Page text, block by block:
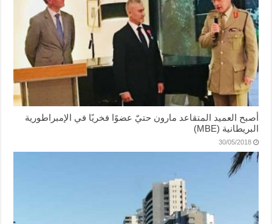
أصبح العميد المتقاعد مارون حتيّ عضوًا فخريًا في الإمبراطورية
البريطانية (MBE)
30/05/2018